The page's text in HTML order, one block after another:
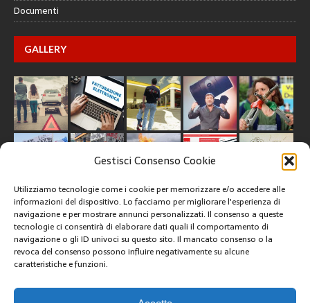
Gestisci Consenso Cookie
Utilizziamo tecnologie come i cookie per memorizzare e/o accedere alle
informazioni del dispositivo. Lo facciamo per migliorare l'esperienza di
navigazione e per mostrare annunci personalizzati. Il consenso a queste
tecnologie ci consentirà di elaborare dati quali il comportamento di
navigazione o gli ID univoci su questo sito. Il mancato consenso o la
revoca del consenso possono influire negativamente su alcune
caratteristiche e funzioni.
Documenti
GALLERY
CREATIVE COMMONS
Questa opera è concessa in licenza con i termini